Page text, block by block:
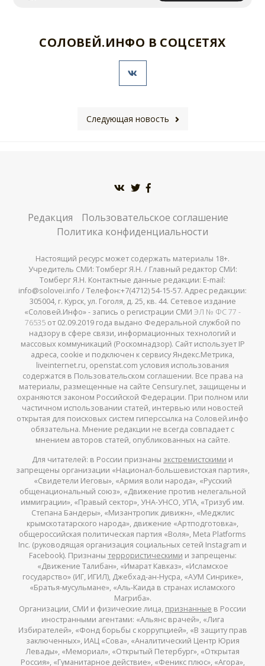
СОЛОВЕЙ.ИНФО В СОЦСЕТЯХ
Следующая новость
Редакция
Пользовательское соглашение
Политика конфиденциальности
Настоящий ресурс может содержать материалы 18+.
Учредитель СМИ: Томберг Я.Н. / Главный редактор СМИ:
Томберг Я.Н. Контактные данные редакции: E-mail:
info@solovei.info / Телефон:+7(4712) 54-15-57. Адрес редакции:
305004, г. Курск, ул. Гоголя, д. 25, кв. 44. Сетевое издание
«Соловей.Инфо» - запись о регистрации СМИ ЭЛ № ФС 77 -
76535от 02.09.2019 года выдано Федеральной службой по
надзору в сфере связи, информационных технологий и
массовых коммуникаций (Роскомнадзор). Сайт использует IP
адреса, cookie и подключен к сервису Яндекс.Метрика,
liveinternet.ru, openstat.com условия использования
содержатся в Пользовательском соглашении. Все права на
материалы, размещенные на сайте Censury.net, защищены и
охраняются законом Российской Федерации. При полном или
частичном использовании статей, интервью или новостей
открытая для поисковых систем гиперссылка на Соловей.инфо
обязательна. Мнение редакции не всегда совпадает с
мнением авторов статей, опубликованных на сайте.
Для читателей: в России признаны экстремистскими и
запрещены организации «Национал-большевистская партия»,
«Свидетели Иеговы», «Армия воли народа», «Русский
общенациональный союз», «Движение против нелегальной
иммиграции», «Правый сектор», УНА-УНСО, УПА, «Тризуб им.
Степана Бандеры», «Мизантропик дивижн», «Меджлис
крымскотатарского народа», движение «Артподготовка»,
общероссийская политическая партия «Воля», Meta Platforms
Inc. (руководящая организация социальных сетей Instagram и
Facebook). Признаны террористическими и запрещены:
«Движение Талибан», «Имарат Кавказ», «Исламское
государство» (ИГ, ИГИЛ), Джебхад-ан-Нусра, «АУМ Синрике»,
«Братья-мусульмане», «Аль-Каида в странах исламского
Магриба».
Организации, СМИ и физические лица, признанные в России
иностранными агентами: «Альянс врачей», «Лига
Избирателей», «Фонд борьбы с коррупцией», «В защиту прав
заключенных», ИАЦ «Сова», «Аналитический Центр Юрия
Левады», «Мемориал», «Открытый Петербург», «Открытая
Россия», «Гуманитарное действие», «Феникс плюс», «Агора»,